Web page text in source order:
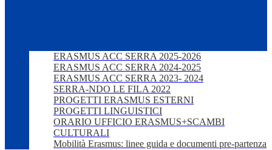
ERASMUS ACC SERRA 2025-2026
ERASMUS ACC SERRA 2024-2025
ERASMUS ACC SERRA 2023- 2024
SERRA-NDO LE FILA 2022
PROGETTI ERASMUS ESTERNI
PROGETTI LINGUISTICI
ORARIO UFFICIO ERASMUS+SCAMBI
CULTURALI
Mobilità Erasmus: linee guida e documenti pre-partenza